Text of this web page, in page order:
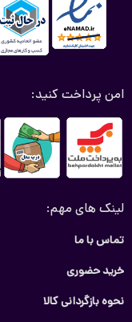
امن پرداخت کنید:
لینک های مهم:
تماس با ما
خرید حضوری
نحوه بازگردانی کالا